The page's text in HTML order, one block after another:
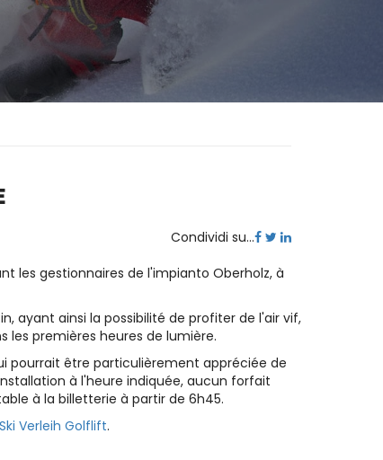
Condividi su...
les gestionnaires de l'impianto Oberholz, à
ayant ainsi la possibilité de profiter de l'air vif,
premières heures de lumière.
pourrait être particulièrement appréciée de
à l'heure indiquée, aucun forfait
à la billetterie à partir de 6h45.
Verleih Golflift.